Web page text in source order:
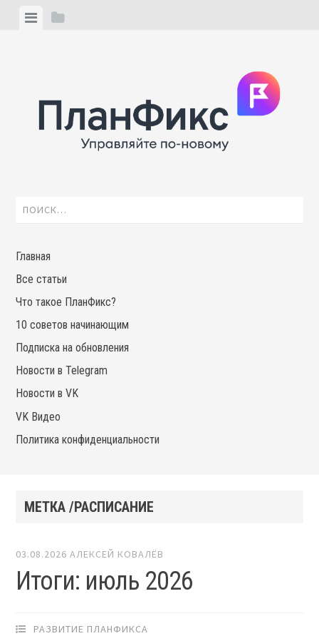
ViewView
Найти:
Главная
Все статьи
Что такое ПланФикс?
10 советов начинающим
Подписка на обновления
Новости в Telegram
Новости в VK
VK Видео
Политика конфиденциальности
МЕТКА /РАСПИСАНИЕ
03.08.2026 АЛЕКСЕЙ КОВАЛЁВ
Итоги: июль 2026
РАЗВИТИЕ ПЛАНФИКСА